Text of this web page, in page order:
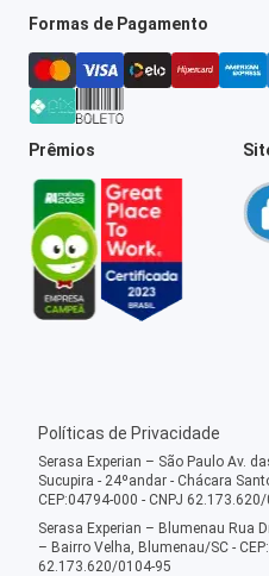
Formas de Pagamento
Prêmios
Políticas de Privacidade
Serasa Experian – São Paulo Av.
Sucupira - 24ºandar - Chácara
CEP:04794-000 - CNPJ
Serasa Experian – Blumenau Rua
– Bairro Velha, Blumenau/SC -
62.173.620/0104-95